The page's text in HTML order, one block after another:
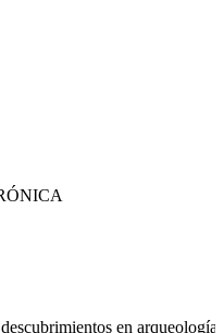
en arqueología